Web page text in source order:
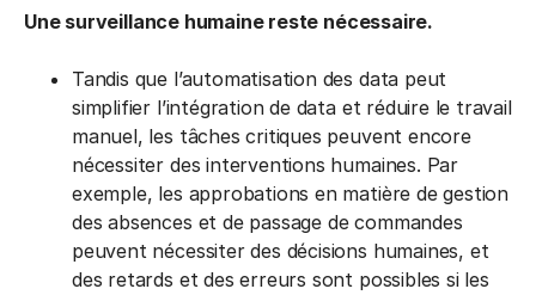
Une surveillance humaine reste nécessaire.
Tandis que l’automatisation des data peut
simplifier l’intégration de data et réduire le travail
manuel, les tâches critiques peuvent encore
nécessiter des interventions humaines. Par
exemple, les approbations en matière de gestion
des absences et de passage de commandes
peuvent nécessiter des décisions humaines, et
des retards et des erreurs sont possibles si les